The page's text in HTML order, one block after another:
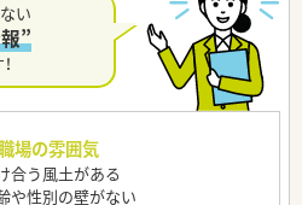
い
”
場の雰囲気
合う風土がある
や性別の壁がない